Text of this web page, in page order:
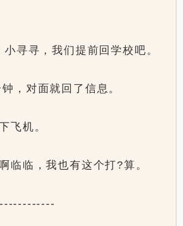
小寻寻，我们提前回学校吧。
，对面就回了信息。
飞机。
临临，我也有这个打?算。